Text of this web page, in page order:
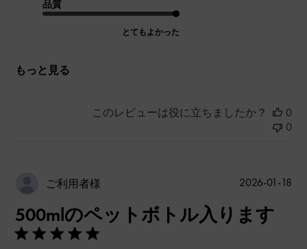
品質
とてもよかった
もっと見る
このレビューは役に立ちましたか？
0
0
ご利用者様
500mlのペットボトル入ります
公
2026-01-18